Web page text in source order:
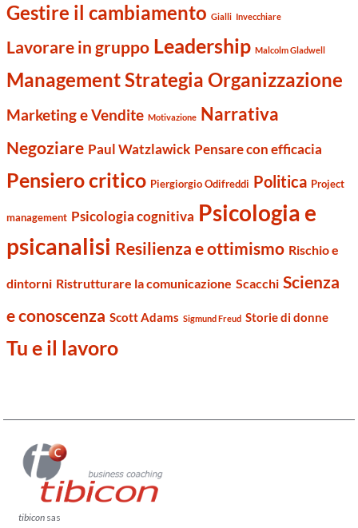
Gestire il cambiamento Gialli Invecchiare
Lavorare in gruppo Leadership Malcolm Gladwell
Management Strategia Organizzazione
Marketing e Vendite Motivazione Narrativa
Negoziare Paul Watzlawick Pensare con efficacia
Pensiero critico Piergiorgio Odifreddi Politica Project
management Psicologia cognitiva Psicologia e
psicanalisi Resilienza e ottimismo Rischio e
dintorni Ristrutturare la comunicazione Scacchi Scienza
e conoscenza Scott Adams Sigmund Freud Storie di donne
Tu e il lavoro
tibicon sas